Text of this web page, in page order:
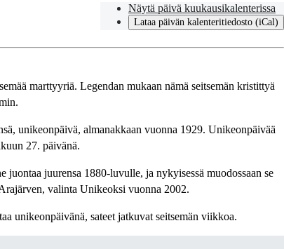
Näytä päivä kuukausikalenterissa
Lataa päivän kalenteritiedosto (iCal)
marttyyriä. Legendan mukaan nämä seitsemän kristittyä
unikeonpäivä, almanakkaan vuonna 1929. Unikeonpäivää
27. päivänä.
juontaa juurensa 1880-luvulle, ja nykyisessä muodossaan se
valinta Unikeoksi vuonna 2002.
unikeonpäivänä, sateet jatkuvat seitsemän viikkoa.